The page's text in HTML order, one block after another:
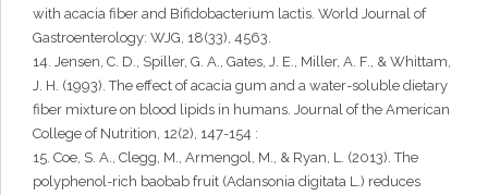
with acacia fiber and Bifidobacterium lactis. World Journal of
Gastroenterology: WJG, 18(33), 4563.
14. Jensen, C. D., Spiller, G. A., Gates, J. E., Miller, A. F., & Whittam,
J. H. (1993). The effect of acacia gum and a water-soluble dietary
fiber mixture on blood lipids in humans. Journal of the American
College of Nutrition, 12(2), 147-154 :
15. Coe, S. A., Clegg, M., Armengol, M., & Ryan, L. (2013). The
polyphenol-rich baobab fruit (Adansonia digitata L.) reduces